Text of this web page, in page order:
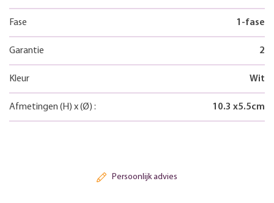
Fase 1-fase
Garantie 2
Kleur Wit
Afmetingen (H) x(Ø) : 10.3 x5.5cm
Persoonlijk advies